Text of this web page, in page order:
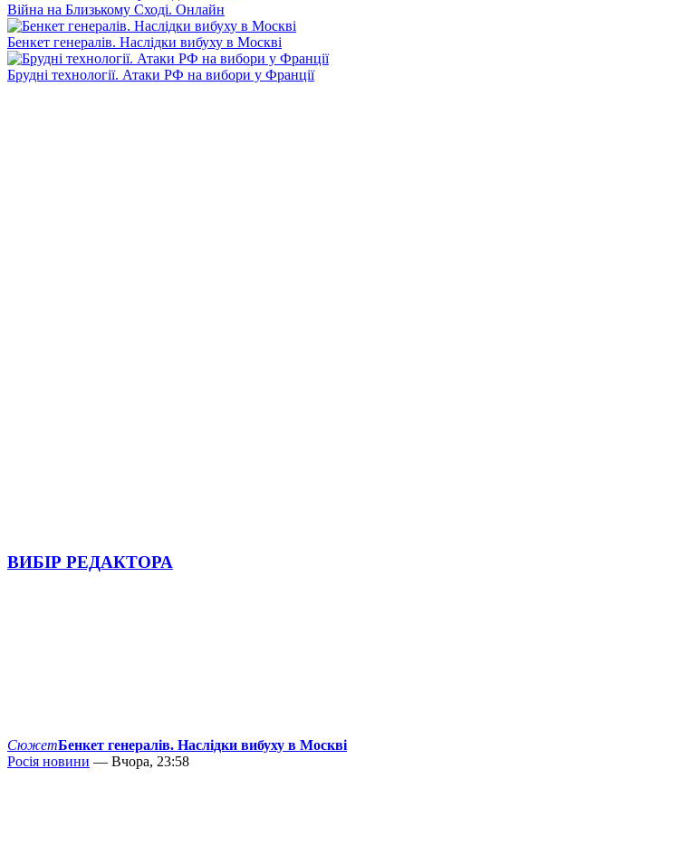
Війна на Близькому Сході. Онлайн
Бенкет генералів. Наслідки вибуху в Москві
Брудні технології. Атаки РФ на вибори у Франції
ВИБІР РЕДАКТОРА
СюжетБенкет генералів. Наслідки вибуху в Москві
Росія новини — Вчора, 23:58